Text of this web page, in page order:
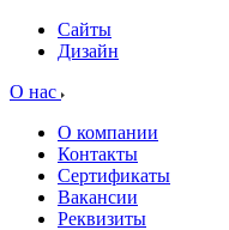
Сайты
Дизайн
О нас
О компании
Контакты
Сертификаты
Вакансии
Реквизиты